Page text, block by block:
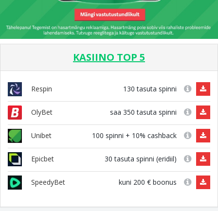
KASIINO TOP 5
Respin 130 tasuta spinni
OlyBet saa 350 tasuta spinni
Unibet 100 spinni + 10% cashback
Epicbet 30 tasuta spinni (eridiil)
SpeedyBet kuni 200 € boonus